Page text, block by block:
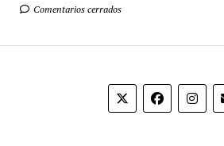
Comentarios cerrados